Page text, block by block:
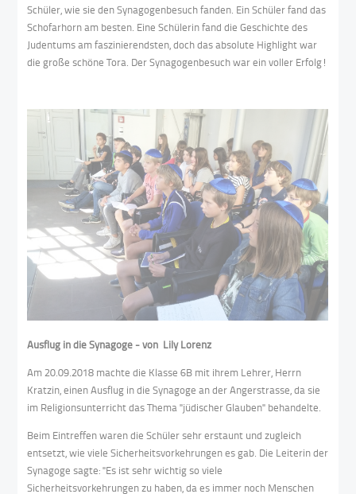
Schüler, wie sie den Synagogenbesuch fanden. Ein Schüler fand das
Schofarhorn am besten. Eine Schülerin fand die Geschichte des
Judentums am faszinierendsten, doch das absolute Highlight war
die große schöne Tora. Der Synagogenbesuch war ein voller Erfolg!
Ausflug in die Synagoge - von Lily Lorenz
Am 20.09.2018 machte die Klasse 6B mit ihrem Lehrer, Herrn
Kratzin, einen Ausflug in die Synagoge an der Angerstrasse, da sie
im Religionsunterricht das Thema "jüdischer Glauben" behandelte.
Beim Eintreffen waren die Schüler sehr erstaunt und zugleich
entsetzt, wie viele Sicherheitsvorkehrungen es gab. Die Leiterin der
Synagoge sagte: "Es ist sehr wichtig so viele
Sicherheitsvorkehrungen zu haben, da es immer noch Menschen